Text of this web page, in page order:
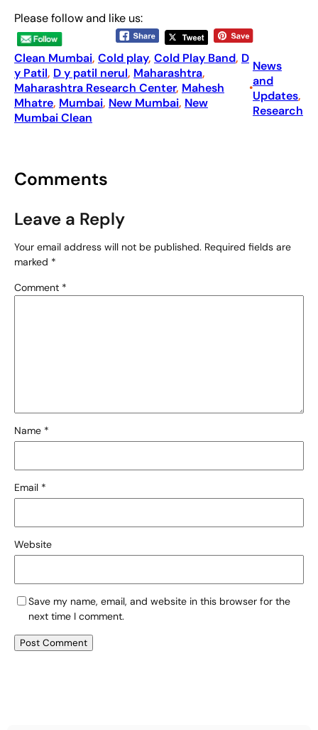
Please follow and like us:
Clean Mumbai, Cold play, Cold Play Band, D
y Patil, D y patil nerul, Maharashtra
Maharashtra Research Center, Mahesh
Mhatre, Mumbai, New Mumbai, New
Mumbai Clean
•
News
and
Updates
Research
Comments
Leave a Reply
Your email address will not be published. Required fields are
marked *
Comment *
Name *
Email *
Website
Save my name, email, and website in this browser for the
next time I comment.